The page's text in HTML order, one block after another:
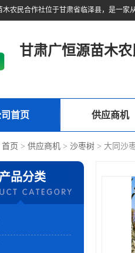
甘肃广恒源苗木
首页 供应商机
首页 > 供应商机 > 沙枣树 > 大同沙
产品分类